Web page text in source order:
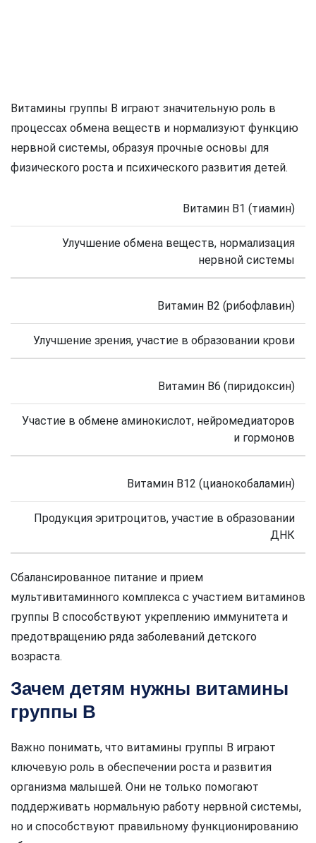
Витамины группы В играют значительную роль в
процессах обмена веществ и нормализуют функцию
нервной системы, образуя прочные основы для
физического роста и психического развития детей.
Витамин В1 (тиамин)
Улучшение обмена веществ, нормализация
нервной системы
Витамин В2 (рибофлавин)
Улучшение зрения, участие в образовании крови
Витамин В6 (пиридоксин)
Участие в обмене аминокислот, нейромедиаторов
и гормонов
Витамин В12 (цианокобаламин)
Продукция эритроцитов, участие в образовании
ДНК
Сбалансированное питание и прием
мультивитаминного комплекса с участием витаминов
группы В способствуют укреплению иммунитета и
предотвращению ряда заболеваний детского
возраста.
Зачем детям нужны витамины
группы В
Важно понимать, что витамины группы В играют
ключевую роль в обеспечении роста и развития
организма малышей. Они не только помогают
поддерживать нормальную работу нервной системы,
но и способствуют правильному функционированию